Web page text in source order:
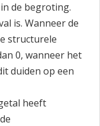
de begroting.
is. Wanneer de
structurele
0, wanneer het
duiden op een
heeft